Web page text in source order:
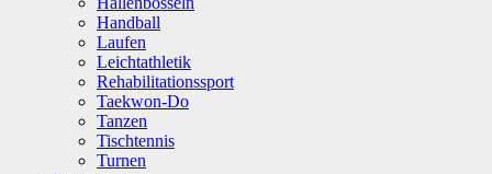
Handball
Laufen
Leichtathletik
Rehabilitationssport
Taekwon-Do
Tanzen
Tischtennis
Turnen